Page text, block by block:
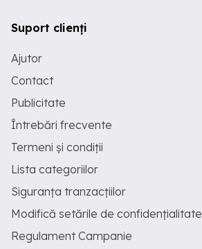
Suport clienți
Ajutor
Contact
Publicitate
Întrebări frecvente
Termeni și condiții
Lista categoriilor
Siguranța tranzacțiilor
Modifică setările de confidențialitate
Regulament Campanie